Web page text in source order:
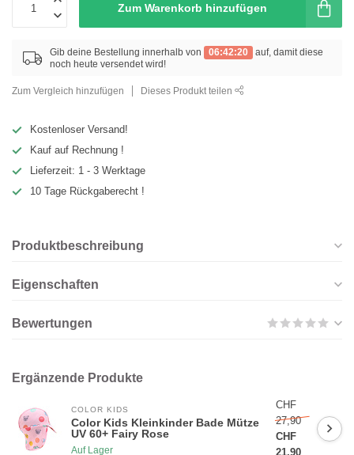
Zum Warenkorb hinzufügen
Gib deine Bestellung innerhalb von 06:42:20
auf, damit diese
noch heute versendet wird!
Zum Vergleich hinzufügen Dieses Produkt teilen
Kostenloser Versand!
Kauf auf Rechnung !
Lieferzeit: 1 - 3 Werktage
10 Tage Rückgaberecht !
Produktbeschreibung
Eigenschaften
Bewertungen
Ergänzende Produkte
COLOR KIDS
Color Kids Kleinkinder Bade Mütze
UV 60+ Fairy Rose
Auf Lager
CHF
27,90
CHF
21,90